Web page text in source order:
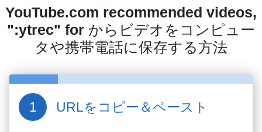
YouTube.com recommended videos,
":ytrec" for からビデオをコンピュー
タや携帯電話に保存する方法
URLをコピー＆ペースト